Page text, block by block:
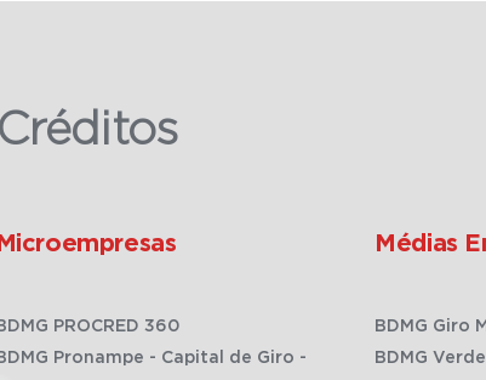
Créditos
Microempresas
PROCRED 360
Pronampe - Capital de Giro -
Médias
BDMG Giro
BDMG Verde